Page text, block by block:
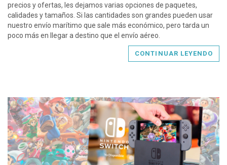
precios y ofertas, les dejamos varias opciones de paquetes,
calidades y tamaños. Si las cantidades son grandes pueden usar
nuestro envío marítimo que sale más económico, pero tarda un
poco más en llegar a destino que el envío aéreo.
CONTINUAR LEYENDO